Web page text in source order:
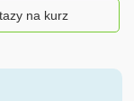
na kurz